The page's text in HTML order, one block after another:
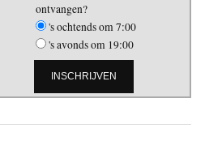
ontvangen?
's ochtends om 7:00
's avonds om 19:00